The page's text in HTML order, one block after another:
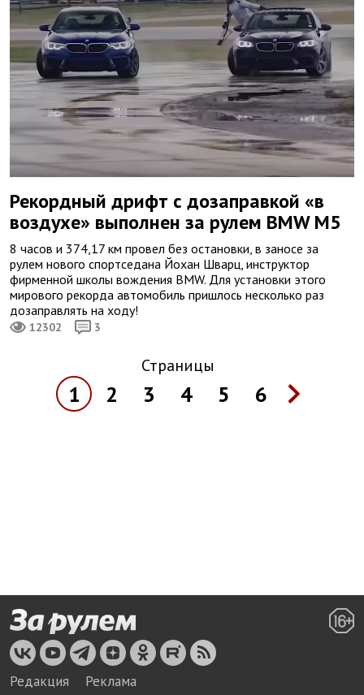
Рекордный дрифт с дозаправкой «в
воздухе» выполнен за рулем BMW M5
8 часов и 374,17 км провел без остановки, в заносе за
рулем нового спортседана Йохан Шварц, инструктор
фирменной школы вождения BMW. Для установки этого
мирового рекорда автомобиль пришлось несколько раз
дозаправлять на ходу!
12302 3
Страницы
1 2 3 4 5 6
Редакция Реклама